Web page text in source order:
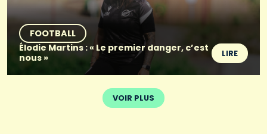
FOOTBALL
Élodie Martins : « Le premier danger, c’est
nous »
LIRE
VOIR PLUS